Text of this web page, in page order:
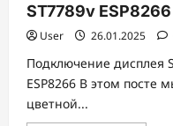
ST7789v ESP8266
User 26.01.2025
Подключение дисплея
ESP8266 В этом посте
цветной...